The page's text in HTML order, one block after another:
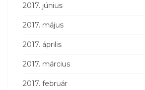
2017. június
2017. május
2017. április
2017. március
2017. február